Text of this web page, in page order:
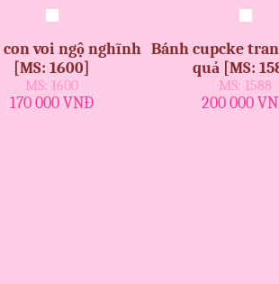
con voi ngộ nghĩnh
[MS: 1600]
MS: 1600
170 000 VNĐ
Bánh cupcke
quả [MS:
MS: 1588
200 000